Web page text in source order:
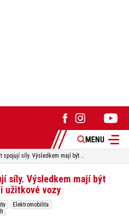
MENU
Ford a Renault spojují síly. Výsledkem mají být levné elektromobily i užitkové vozy
síly. Výsledkem mají být
užitkové vozy
Elektromobilita